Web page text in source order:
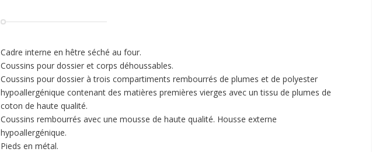
Cadre interne en hêtre séché au four.
Coussins pour dossier et corps déhoussables.
Coussins pour dossier à trois compartiments rembourrés de plumes et de polyester
hypoallergénique contenant des matières premières vierges avec un tissu de plumes de
coton de haute qualité.
Coussins rembourrés avec une mousse de haute qualité. Housse externe
hypoallergénique.
Pieds en métal.